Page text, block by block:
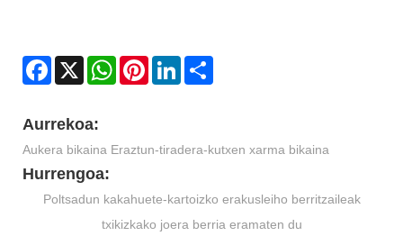
Facebook
X WhatsAppPinterestLinkedIn
Aurrekoa:
Aukera bikaina Eraztun-tiradera-kutxen xarma bikaina
Hurrengoa:
Poltsadun kakahuete-kartoizko erakusleiho berritzaileak
txikizkako joera berria eramaten du